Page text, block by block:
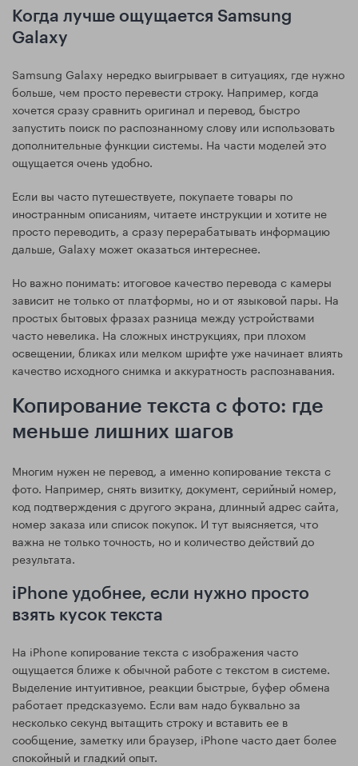
Когда лучше ощущается Samsung
Galaxy
Samsung Galaxy нередко выигрывает в ситуациях, где нужно
больше, чем просто перевести строку. Например, когда
хочется сразу сравнить оригинал и перевод, быстро
запустить поиск по распознанному слову или использовать
дополнительные функции системы. На части моделей это
ощущается очень удобно.
Если вы часто путешествуете, покупаете товары по
иностранным описаниям, читаете инструкции и хотите не
просто переводить, а сразу перерабатывать информацию
дальше, Galaxy может оказаться интереснее.
Но важно понимать: итоговое качество перевода с камеры
зависит не только от платформы, но и от языковой пары. На
простых бытовых фразах разница между устройствами
часто невелика. На сложных инструкциях, при плохом
освещении, бликах или мелком шрифте уже начинает влиять
качество исходного снимка и аккуратность распознавания.
Копирование текста с фото: где
меньше лишних шагов
Многим нужен не перевод, а именно копирование текста с
фото. Например, снять визитку, документ, серийный номер,
код подтверждения с другого экрана, длинный адрес сайта,
номер заказа или список покупок. И тут выясняется, что
важна не только точность, но и количество действий до
результата.
iPhone удобнее, если нужно просто
взять кусок текста
На iPhone копирование текста с изображения часто
ощущается ближе к обычной работе с текстом в системе.
Выделение интуитивное, реакции быстрые, буфер обмена
работает предсказуемо. Если вам надо буквально за
несколько секунд вытащить строку и вставить ее в
сообщение, заметку или браузер, iPhone часто дает более
спокойный и гладкий опыт.